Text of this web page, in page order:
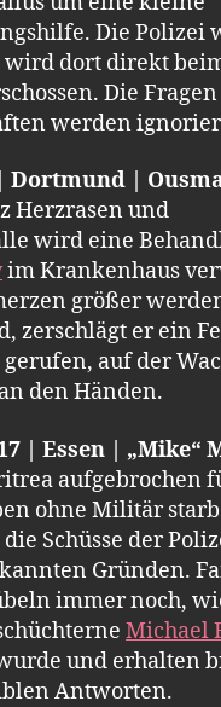
Die Polizei
wird dort direkt
Die
werden
Dortmund |
Herzrasen und
wird eine
im Krankenhaus
größer
zerschlägt er ein
auf der
den Händen.
| Essen | „Mike“
aufgebrochen
ohne Militär
Schüsse der
Gründen.
immer noch,
Michael
und erhalten
Antworten.